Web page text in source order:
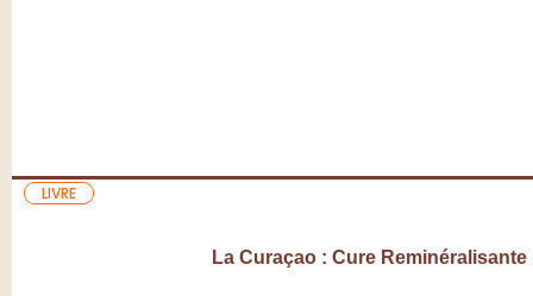
LIVRE
La Curaçao : Cure Reminéralisante